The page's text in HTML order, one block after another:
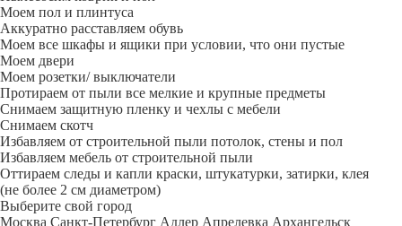
Моем пол и плинтуса
Аккуратно расставляем обувь
Моем все шкафы и ящики при условии, что они пустые
Моем двери
Моем розетки/ выключатели
Протираем от пыли все мелкие и крупные предметы
Снимаем защитную пленку и чехлы с мебели
Снимаем скотч
Избавляем от строительной пыли потолок, стены и пол
Избавляем мебель от строительной пыли
Оттираем следы и капли краски, штукатурки, затирки, клея
(не более 2 см диаметром)
Выберите свой город
Москва Санкт-Петербург Адлер Апрелевка Архангельск